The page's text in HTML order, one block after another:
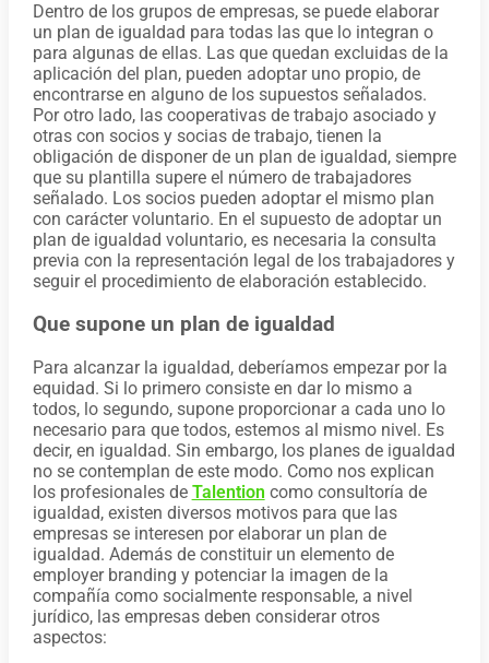
Dentro de los grupos de empresas, se puede elaborar
un plan de igualdad para todas las que lo integran o
para algunas de ellas. Las que quedan excluidas de la
aplicación del plan, pueden adoptar uno propio, de
encontrarse en alguno de los supuestos señalados.
Por otro lado, las cooperativas de trabajo asociado y
otras con socios y socias de trabajo, tienen la
obligación de disponer de un plan de igualdad, siempre
que su plantilla supere el número de trabajadores
señalado. Los socios pueden adoptar el mismo plan
con carácter voluntario. En el supuesto de adoptar un
plan de igualdad voluntario, es necesaria la consulta
previa con la representación legal de los trabajadores y
seguir el procedimiento de elaboración establecido.
Que supone un plan de igualdad
Para alcanzar la igualdad, deberíamos empezar por la
equidad. Si lo primero consiste en dar lo mismo a
todos, lo segundo, supone proporcionar a cada uno lo
necesario para que todos, estemos al mismo nivel. Es
decir, en igualdad. Sin embargo, los planes de igualdad
no se contemplan de este modo. Como nos explican
los profesionales de Talention como consultoría de
igualdad, existen diversos motivos para que las
empresas se interesen por elaborar un plan de
igualdad. Además de constituir un elemento de
employer branding y potenciar la imagen de la
compañía como socialmente responsable, a nivel
jurídico, las empresas deben considerar otros
aspectos: